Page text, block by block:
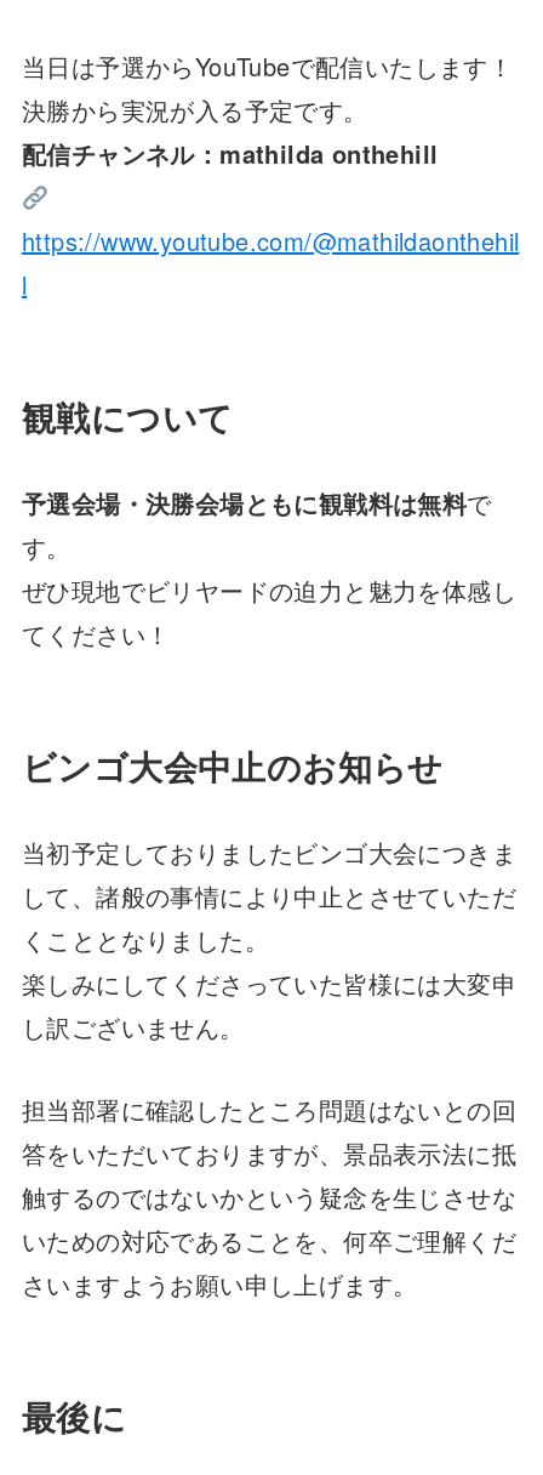
当日は予選からYouTubeで配信いたします！
決勝から実況が入る予定です。
配信チャンネル：mathilda onthehill
https://www.youtube.com/@mathildaonthehil
l
観戦について
予選会場・決勝会場ともに観戦料は無料で
す。
ぜひ現地でビリヤードの迫力と魅力を体感し
てください！
ビンゴ大会中止のお知らせ
当初予定しておりましたビンゴ大会につきま
して、諸般の事情により中止とさせていただ
くこととなりました。
楽しみにしてくださっていた皆様には大変申
し訳ございません。
担当部署に確認したところ問題はないとの回
答をいただいておりますが、景品表示法に抵
触するのではないかという疑念を生じさせな
いための対応であることを、何卒ご理解くだ
さいますようお願い申し上げます。
最後に